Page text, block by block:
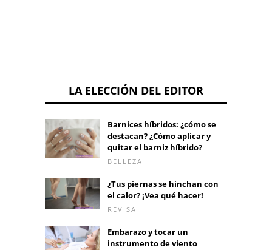
LA ELECCIÓN DEL EDITOR
Barnices híbridos: ¿cómo se
destacan? ¿Cómo aplicar y
quitar el barniz híbrido?
BELLEZA
¿Tus piernas se hinchan con
el calor? ¡Vea qué hacer!
REVISA
Embarazo y tocar un
instrumento de viento